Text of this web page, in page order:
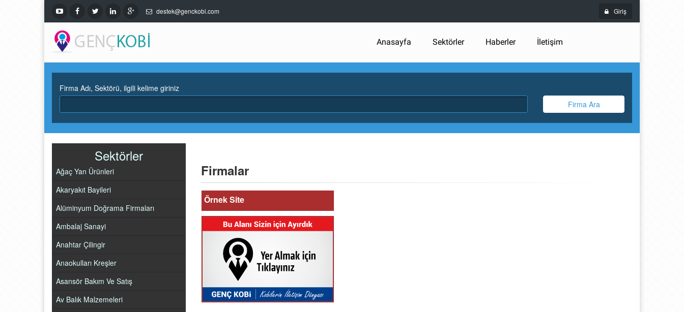
destek@genckobi.com Giriş
Anasayfa Sektörler Haberler İletişim
Firma Adı, Sektörü, ilgili kelime giriniz
Firma Ara
Sektörler
Ağaç Yan Ürünleri
Akaryakıt Bayileri
Alüminyum Doğrama Firmaları
Ambalaj Sanayi
Anahtar Çilingir
Anaokulları Kreşler
Asansör Bakım Ve Satış
Av Balık Malzemeleri
Firmalar
Örnek Site